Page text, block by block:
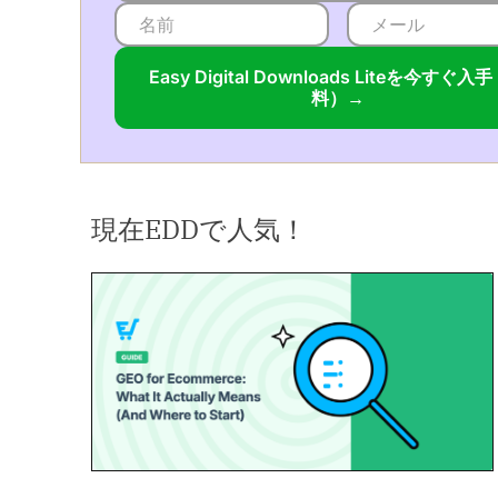
Easy Digital Downloads Liteを今すぐ入手
料）→
現在EDDで人気！